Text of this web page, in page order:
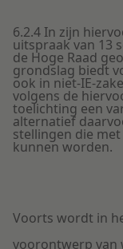
6.2.4 In zijn
uitspraak van 13
de Hoge Raad
grondslag biedt
ook in niet-IE-
volgens de
toelichting een
alternatief
stellingen die
kunnen worden.
Voorts wordt in
voorontwerp van